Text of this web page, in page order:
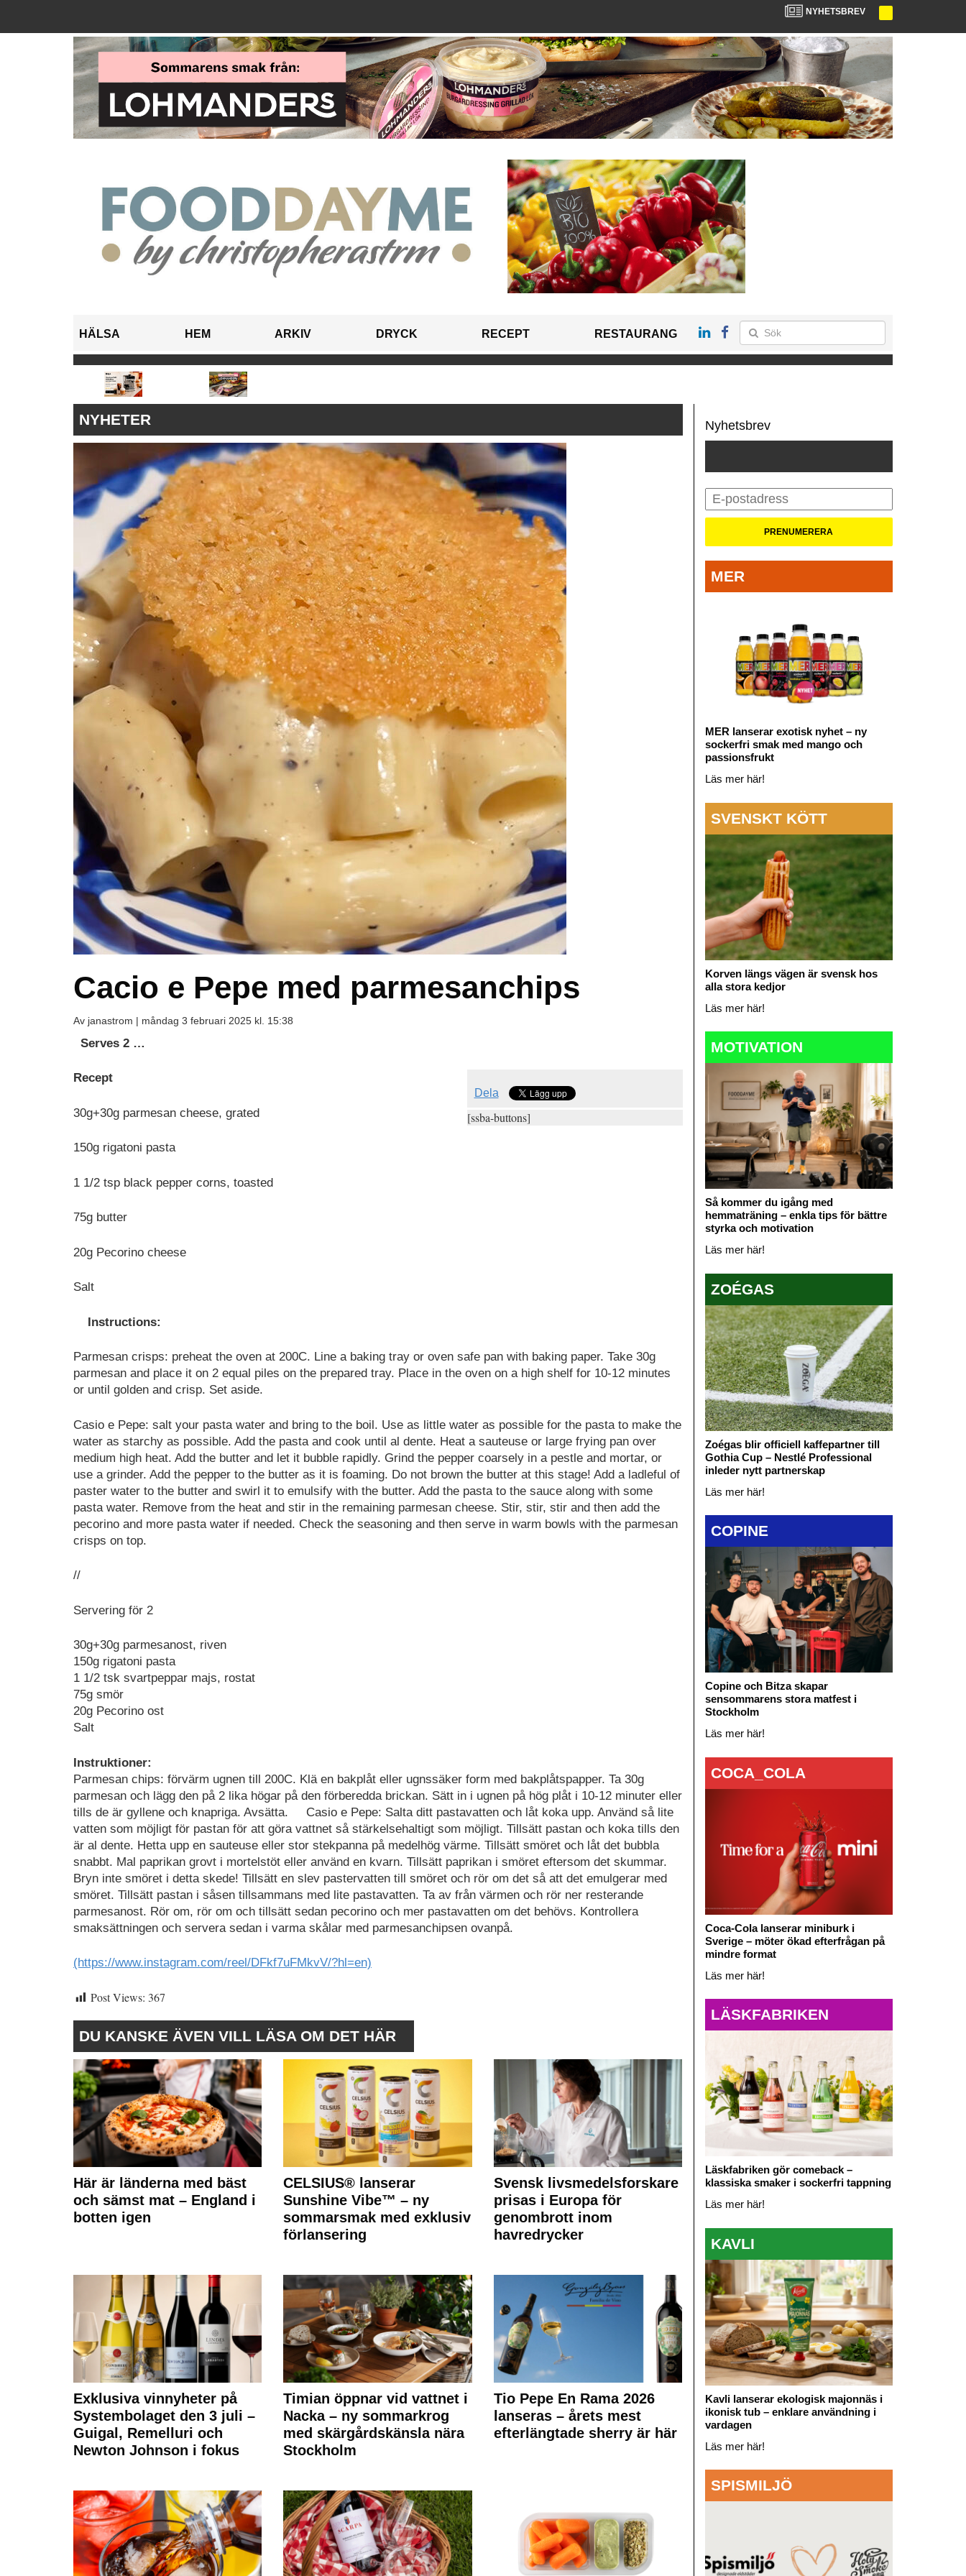
NYHETSBREV
HÄLSA HEM ARKIV DRYCK RECEPT RESTAURANG
NYHETER
Cacio e Pepe med parmesanchips
Av janastrom | måndag 3 februari 2025 kl. 15:38
Serves 2 …
Dela
[ssba-buttons]
Recept
30g+30g parmesan cheese, grated
150g rigatoni pasta
1 1/2 tsp black pepper corns, toasted
75g butter
20g Pecorino cheese
Salt
Instructions:
Parmesan crisps: preheat the oven at 200C. Line a baking tray or oven safe pan with baking paper. Take 30g
parmesan and place it on 2 equal piles on the prepared tray. Place in the oven on a high shelf for 10-12 minutes
or until golden and crisp. Set aside.
Casio e Pepe: salt your pasta water and bring to the boil. Use as little water as possible for the pasta to make the
water as starchy as possible. Add the pasta and cook until al dente. Heat a sauteuse or large frying pan over
medium high heat. Add the butter and let it bubble rapidly. Grind the pepper coarsely in a pestle and mortar, or
use a grinder. Add the pepper to the butter as it is foaming. Do not brown the butter at this stage! Add a ladleful of
paster water to the butter and swirl it to emulsify with the butter. Add the pasta to the sauce along with some
pasta water. Remove from the heat and stir in the remaining parmesan cheese. Stir, stir, stir and then add the
pecorino and more pasta water if needed. Check the seasoning and then serve in warm bowls with the parmesan
crisps on top.
//
Servering för 2
30g+30g parmesanost, riven
150g rigatoni pasta
1 1/2 tsk svartpeppar majs, rostat
75g smör
20g Pecorino ost
Salt
Instruktioner:
Parmesan chips: förvärm ugnen till 200C. Klä en bakplåt eller ugnssäker form med bakplåtspapper. Ta 30g
parmesan och lägg den på 2 lika högar på den förberedda brickan. Sätt in i ugnen på hög plåt i 10-12 minuter eller
tills de är gyllene och knapriga. Avsätta. Casio e Pepe: Salta ditt pastavatten och låt koka upp. Använd så lite
vatten som möjligt för pastan för att göra vattnet så stärkelsehaltigt som möjligt. Tillsätt pastan och koka tills den
är al dente. Hetta upp en sauteuse eller stor stekpanna på medelhög värme. Tillsätt smöret och låt det bubbla
snabbt. Mal paprikan grovt i mortelstöt eller använd en kvarn. Tillsätt paprikan i smöret eftersom det skummar.
Bryn inte smöret i detta skede! Tillsätt en slev pastervatten till smöret och rör om det så att det emulgerar med
smöret. Tillsätt pastan i såsen tillsammans med lite pastavatten. Ta av från värmen och rör ner resterande
parmesanost. Rör om, rör om och tillsätt sedan pecorino och mer pastavatten om det behövs. Kontrollera
smaksättningen och servera sedan i varma skålar med parmesanchipsen ovanpå.
(https://www.instagram.com/reel/DFkf7uFMkvV/?hl=en)
Post Views: 367
DU KANSKE ÄVEN VILL LÄSA OM DET HÄR
Här är länderna med bäst
och sämst mat – England i
botten igen
CELSIUS® lanserar
Sunshine Vibe™ – ny
sommarsmak med exklusiv
förlansering
Svensk livsmedelsforskare
prisas i Europa för
genombrott inom
havredrycker
Exklusiva vinnyheter på
Systembolaget den 3 juli –
Guigal, Remelluri och
Newton Johnson i fokus
Timian öppnar vid vattnet i
Nacka – ny sommarkrog
med skärgårdskänsla nära
Stockholm
Tio Pepe En Rama 2026
lanseras – årets mest
efterlängtade sherry är här
Nyhetsbrev
MER
MER lanserar exotisk nyhet – ny
sockerfri smak med mango och
passionsfrukt
Läs mer här!
SVENSKT KÖTT
Korven längs vägen är svensk hos
alla stora kedjor
Läs mer här!
MOTIVATION
Så kommer du igång med
hemmaträning – enkla tips för bättre
styrka och motivation
Läs mer här!
ZOÉGAS
Zoégas blir officiell kaffepartner till
Gothia Cup – Nestlé Professional
inleder nytt partnerskap
Läs mer här!
COPINE
Copine och Bitza skapar
sensommarens stora matfest i
Stockholm
Läs mer här!
COCA_COLA
Coca-Cola lanserar miniburk i
Sverige – möter ökad efterfrågan på
mindre format
Läs mer här!
LÄSKFABRIKEN
Läskfabriken gör comeback –
klassiska smaker i sockerfri tappning
Läs mer här!
KAVLI
Kavli lanserar ekologisk majonnäs i
ikonisk tub – enklare användning i
vardagen
Läs mer här!
SPISMILJÖ